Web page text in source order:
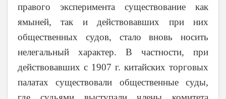
правого эксперимента существование как
ямыней, так и действовавших при них
общественных судов, стало вновь носить
нелегальный характер. В частности, при
действовавших с 1907 г. китайских торговых
палатах существовали общественные суды,